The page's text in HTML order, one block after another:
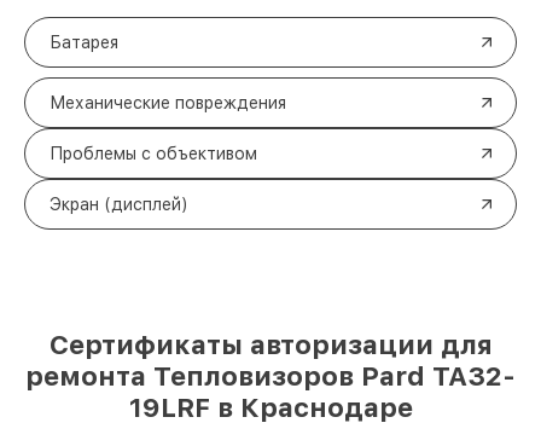
Батарея
Механические повреждения
Проблемы с объективом
Экран (дисплей)
Сертификаты авторизации для
ремонта Тепловизоров Pard TA32-
19LRF в Краснодаре